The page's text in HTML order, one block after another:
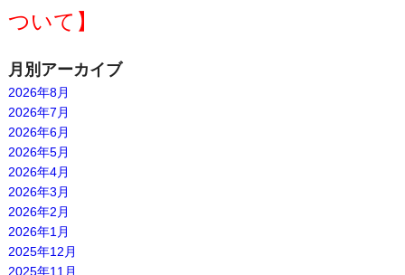
ついて】
月別アーカイブ
2026年8月
2026年7月
2026年6月
2026年5月
2026年4月
2026年3月
2026年2月
2026年1月
2025年12月
2025年11月